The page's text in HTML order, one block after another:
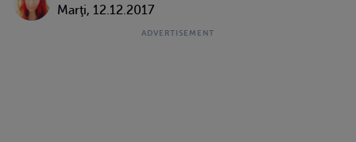
Marţi, 12.12.2017